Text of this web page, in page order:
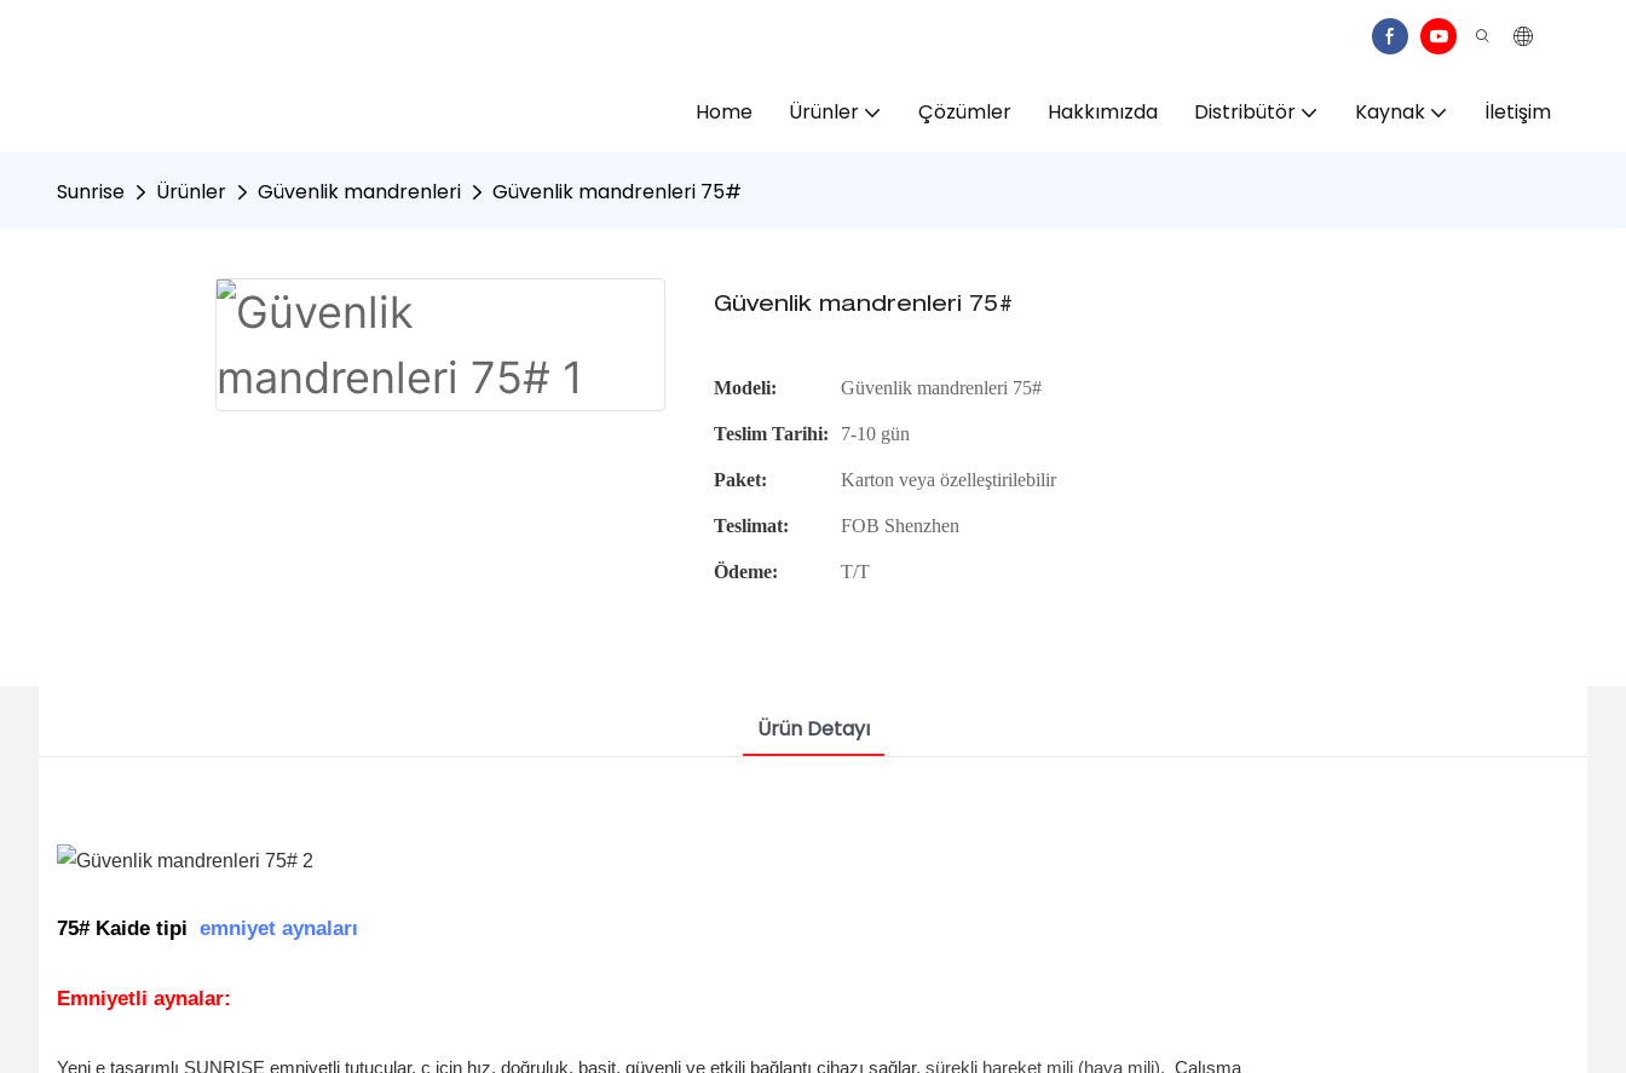
Home Ürünler Çözümler Hakkımızda Distribütör Kaynak İletişim
Sunrise Ürünler Güvenlik mandrenleri Güvenlik mandrenleri 75#
Güvenlik mandrenleri 75#
Modeli: Güvenlik mandrenleri 75#
Teslim Tarihi: 7-10 gün
Paket: Karton veya özelleştirilebilir
Teslimat: FOB Shenzhen
Ödeme: T/T
Ürün Detayı
75# Kaide tipi emniyet aynaları
Emniyetli aynalar:
Yeni e tasarımlı SUNRISE emniyetli tutucular, c için hız, doğruluk, basit, güvenli ve etkili bağlantı cihazı sağlar. sürekli hareket mili (hava mili), Çalışma